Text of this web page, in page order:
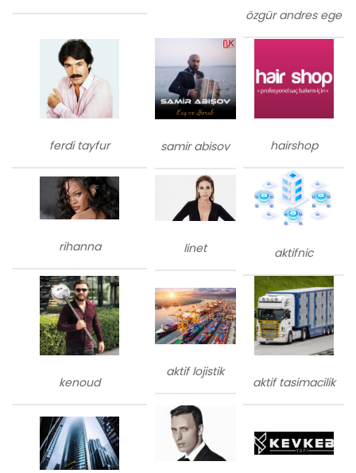
özgür andres ege
ferdi tayfur samir abisov hairshop
rihanna linet aktifnic
kenoud
aktif lojistik
aktif tasimacilik